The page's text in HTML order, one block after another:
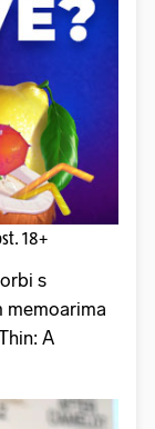
18+
s
memoarima
A